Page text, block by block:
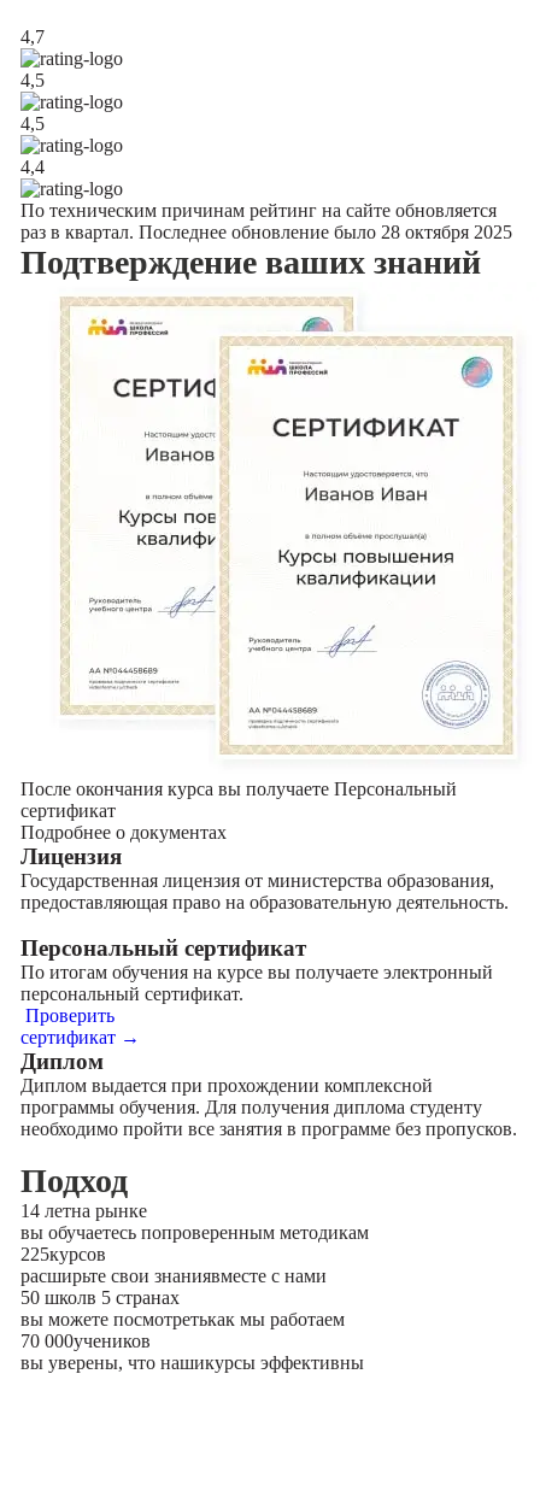
4,7
4,5
4,5
4,4
По техническим причинам рейтинг на сайте обновляется
раз в квартал. Последнее обновление было 28 октября 2025
Подтверждение ваших знаний
После окончания курса вы получаете Персональный
сертификат
Подробнее о документах
Лицензия
Государственная лицензия от министерства образования,
предоставляющая право на образовательную деятельность.
Персональный сертификат
По итогам обучения на курсе вы получаете электронный
персональный сертификат.
Проверить
сертификат →
Диплом
Диплом выдается при прохождении комплексной
программы обучения. Для получения диплома студенту
необходимо пройти все занятия в программе без пропусков.
Подход
14 летна рынке
вы обучаетесь попроверенным методикам
225курсов
расширьте свои знаниявместе с нами
50 школв 5 странах
вы можете посмотретькак мы работаем
70 000учеников
вы уверены, что нашикурсы эффективны